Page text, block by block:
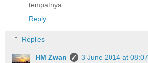
tempatnya
Reply
Replies
HM Zwan
3 June 2014 at 08:07